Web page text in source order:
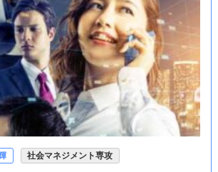
社会マネジメント専攻